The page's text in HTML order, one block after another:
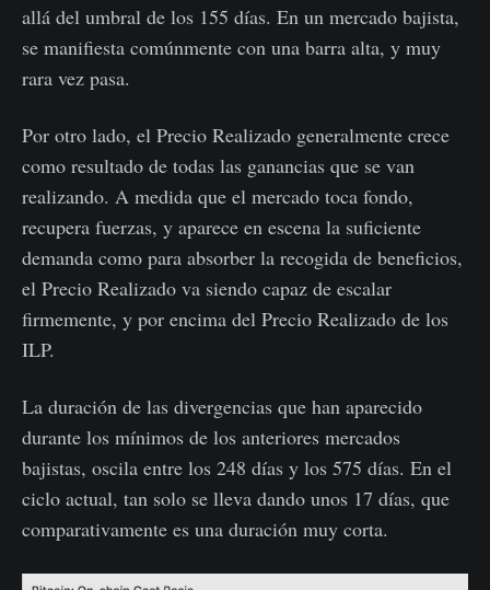
allá del umbral de los 155 días. En un mercado bajista,
se manifiesta comúnmente con una barra alta, y muy
rara vez pasa.
Por otro lado, el Precio Realizado generalmente crece
como resultado de todas las ganancias que se van
realizando. A medida que el mercado toca fondo,
recupera fuerzas, y aparece en escena la suficiente
demanda como para absorber la recogida de beneficios,
el Precio Realizado va siendo capaz de escalar
firmemente, y por encima del Precio Realizado de los
ILP.
La duración de las divergencias que han aparecido
durante los mínimos de los anteriores mercados
bajistas, oscila entre los 248 días y los 575 días. En el
ciclo actual, tan solo se lleva dando unos 17 días, que
comparativamente es una duración muy corta.